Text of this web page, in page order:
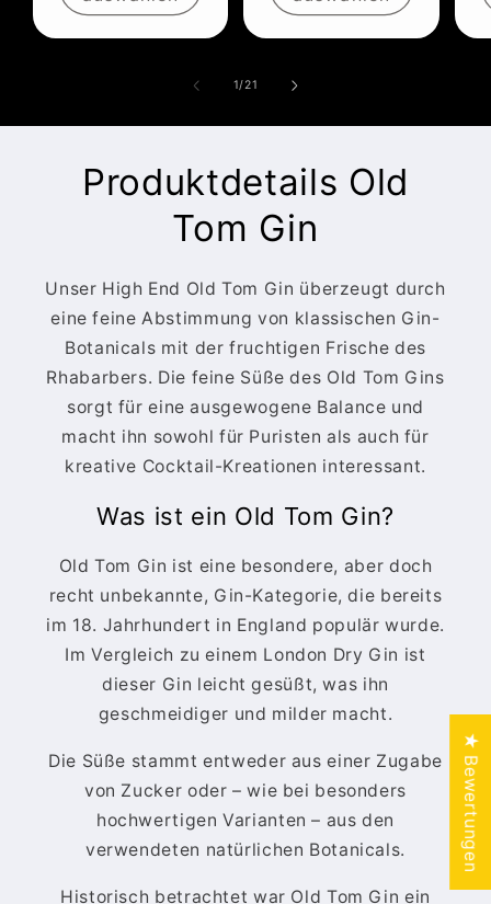
1/von
21
Produktdetails Old
Tom Gin
Unser High End Old Tom Gin überzeugt durch
eine feine Abstimmung von klassischen Gin-
Botanicals mit der fruchtigen Frische des
Rhabarbers. Die feine Süße des Old Tom Gins
sorgt für eine ausgewogene Balance und
macht ihn sowohl für Puristen als auch für
kreative Cocktail-Kreationen interessant.
Was ist ein Old Tom Gin?
Old Tom Gin ist eine besondere, aber doch
recht unbekannte, Gin-Kategorie, die bereits
im 18. Jahrhundert in England populär wurde.
Im Vergleich zu einem London Dry Gin ist
dieser Gin leicht gesüßt, was ihn
geschmeidiger und milder macht.
Die Süße stammt entweder aus einer Zugabe
von Zucker oder – wie bei besonders
hochwertigen Varianten – aus den
verwendeten natürlichen Botanicals.
Historisch betrachtet war Old Tom Gin ein
★ Bewertungen